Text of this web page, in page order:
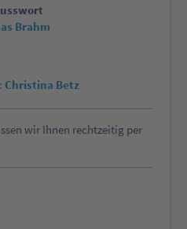
Brahm
Christina Betz
wir Ihnen rechtzeitig per